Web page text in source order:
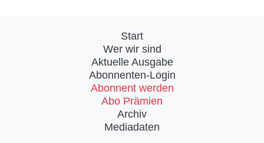
Start
Wer wir sind
Aktuelle Ausgabe
Abonnenten-Login
Abonnent werden
Abo Prämien
Archiv
Mediadaten